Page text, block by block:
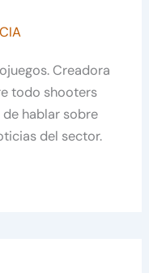
Creadora
todo shooters
hablar sobre
del sector.